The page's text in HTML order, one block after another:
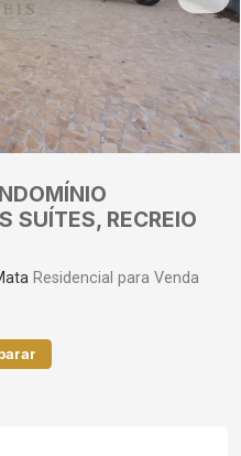
SUÍTES, RECREIO
Residencial para Venda